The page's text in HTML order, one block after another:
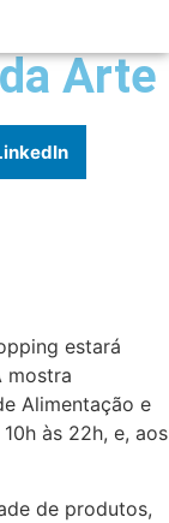
Arte
estará
mostra
Alimentação e
às 22h, e, aos
de produtos,